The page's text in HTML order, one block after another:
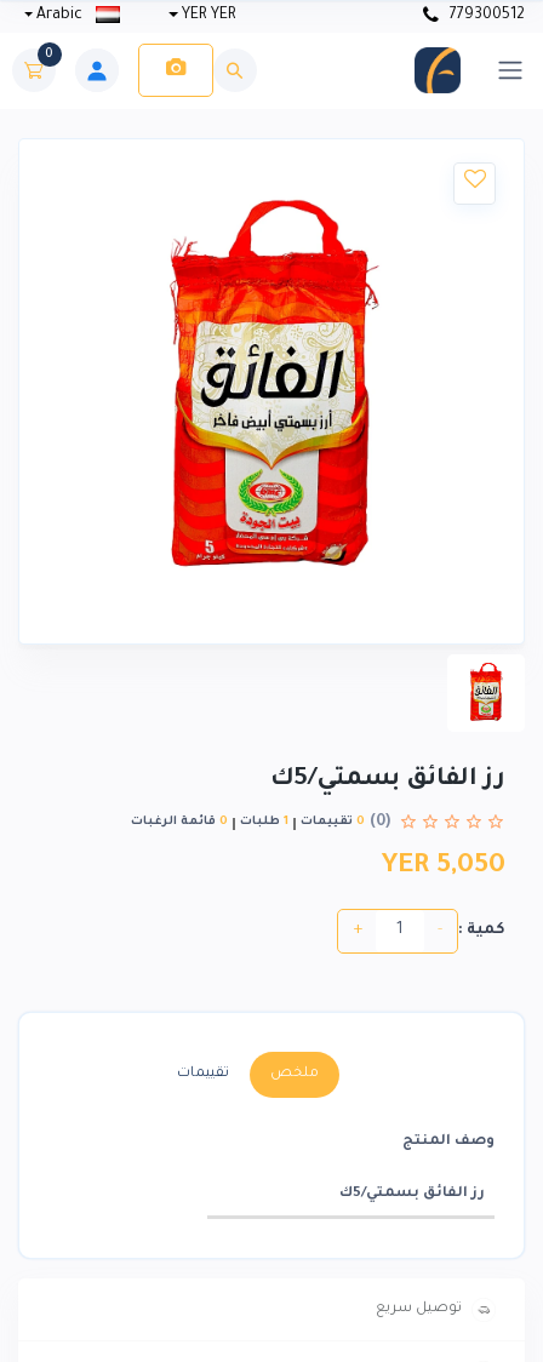
779300512
YER YER
0
رز الفائق بسمتي/5ك
(0)
0 تقييمات 1 طلبات 0 قائمة الرغبات
YER 5,050
كمية : -
+
ملخص تقييمات
وصف المنتج
رز الفائق بسمتي/5ك
توصيل سريع